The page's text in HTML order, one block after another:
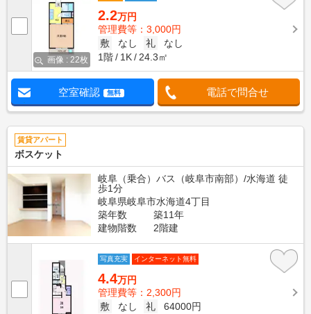
画像 : 22枚
2.2万円
管理費等：3,000円
敷
なし 礼
なし
1階
1K 24.3㎡
空室確認 無料 電話で問合せ
賃貸アパート
ボスケット
岐阜（乗合）バス（岐阜市南部）/水海道 徒
歩1分
岐阜県岐阜市水海道4丁目
築年数
築11年
建物階数
2階建
写真充実 インターネット無料
4.4万円
管理費等：2,300円
敷
なし 礼
64000円